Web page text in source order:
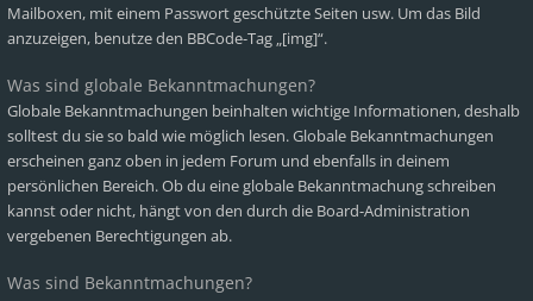
Mailboxen, mit einem Passwort geschützte Seiten usw. Um das Bild
anzuzeigen, benutze den BBCode-Tag „[img]“.
Was sind globale Bekanntmachungen?
Globale Bekanntmachungen beinhalten wichtige Informationen, deshalb
solltest du sie so bald wie möglich lesen. Globale Bekanntmachungen
erscheinen ganz oben in jedem Forum und ebenfalls in deinem
persönlichen Bereich. Ob du eine globale Bekanntmachung schreiben
kannst oder nicht, hängt von den durch die Board-Administration
vergebenen Berechtigungen ab.
Was sind Bekanntmachungen?